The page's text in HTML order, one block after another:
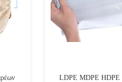
LDPE MDPE HDPE